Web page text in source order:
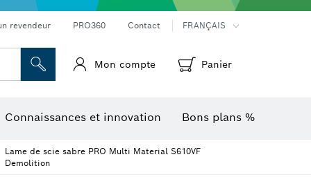
revendeur PRO360 Contact FRANÇAIS
Mon compte Panier
Connaissances et innovation Bons plans %
Lame de scie sabre PRO Multi Material S610VF
Demolition